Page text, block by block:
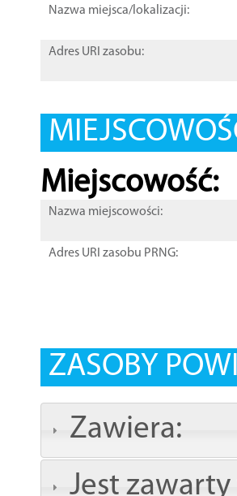
Nazwa miejsca/lokalizacji:
Adres URI zasobu:
Miejscowość:
Nazwa miejscowości:
Adres URI zasobu PRNG:
ZASOBY
Zawiera:
Jest zawarty